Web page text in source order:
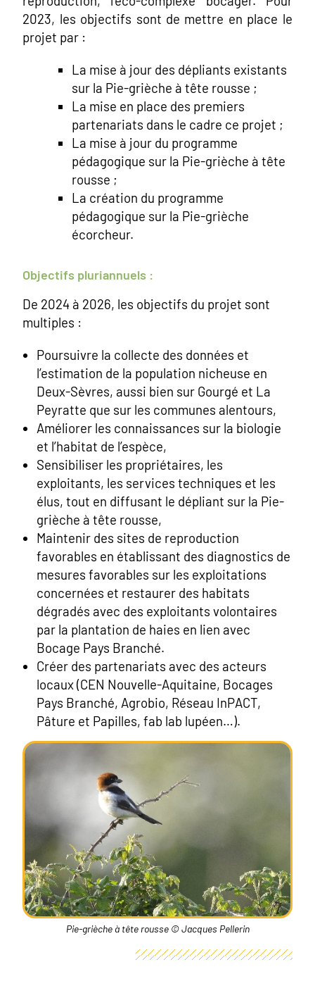
2023, les objectifs sont de mettre en place le
projet par :
La mise à jour des dépliants existants
sur la Pie-grièche à tête rousse ;
La mise en place des premiers
partenariats dans le cadre ce projet ;
La mise à jour du programme
pédagogique sur la Pie-grièche à tête
rousse ;
La création du programme
pédagogique sur la Pie-grièche
écorcheur.
Objectifs pluriannuels :
De 2024 à 2026, les objectifs du projet sont
multiples :
Poursuivre la collecte des données et
l’estimation de la population nicheuse en
Deux-Sèvres, aussi bien sur Gourgé et La
Peyratte que sur les communes alentours,
Améliorer les connaissances sur la biologie
et l’habitat de l’espèce,
Sensibiliser les propriétaires, les
exploitants, les services techniques et les
élus, tout en diffusant le dépliant sur la Pie-
grièche à tête rousse,
Maintenir des sites de reproduction
favorables en établissant des diagnostics de
mesures favorables sur les exploitations
concernées et restaurer des habitats
dégradés avec des exploitants volontaires
par la plantation de haies en lien avec
Bocage Pays Branché.
Créer des partenariats avec des acteurs
locaux (CEN Nouvelle-Aquitaine, Bocages
Pays Branché, Agrobio, Réseau InPACT,
Pâture et Papilles, fab lab lupéen…).
Pie-grièche à tête rousse © Jacques Pellerin